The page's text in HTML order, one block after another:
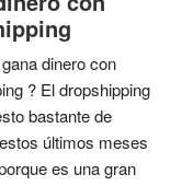
dinero con
? El dropshipping
bastante de
últimos meses
es una gran